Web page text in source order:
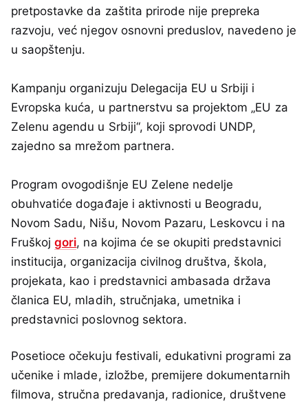
pretpostavke da zaštita prirode nije prepreka
razvoju, već njegov osnovni preduslov, navedeno je
u saopštenju.
Kampanju organizuju Delegacija EU u Srbiji i
Evropska kuća, u partnerstvu sa projektom „EU za
Zelenu agendu u Srbiji“, koji sprovodi UNDP,
zajedno sa mrežom partnera.
Program ovogodišnje EU Zelene nedelje
obuhvatiće događaje i aktivnosti u Beogradu,
Novom Sadu, Nišu, Novom Pazaru, Leskovcu i na
Fruškojgori, na kojima će se okupiti predstavnici
institucija, organizacija civilnog društva, škola,
projekata, kao i predstavnici ambasada država
članica EU, mladih, stručnjaka, umetnika i
predstavnici poslovnog sektora.
Posetioce očekuju festivali, edukativni programi za
učenike i mlade, izložbe, premijere dokumentarnih
filmova, stručna predavanja, radionice, društvene